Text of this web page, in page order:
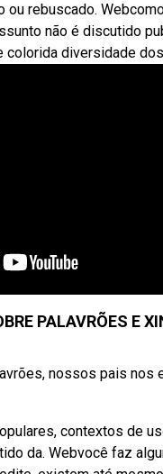
rebuscado.
não é discutido
colorida diversidade
PALAVRÕES E
nossos pais
contextos de
da. Webvocê faz